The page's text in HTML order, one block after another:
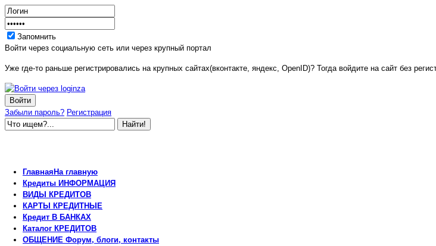
Запомнить
Войти через социальную сеть или через крупный портал
Уже где-то раньше регистрировались на крупных сайтах(вконтакте, яндекс, OpenID)? Тогда войдите на сайт без
Забыли пароль? Регистрация
Главная На главную
Кредиты ИНФОРМАЦИЯ
ВИДЫ
КРЕДИТОВ
КАРТЫ
КРЕДИТНЫЕ
Кредит В БАНКАХ
Каталог КРЕДИТОВ
ОБЩЕНИЕ Форум, блоги, контакты